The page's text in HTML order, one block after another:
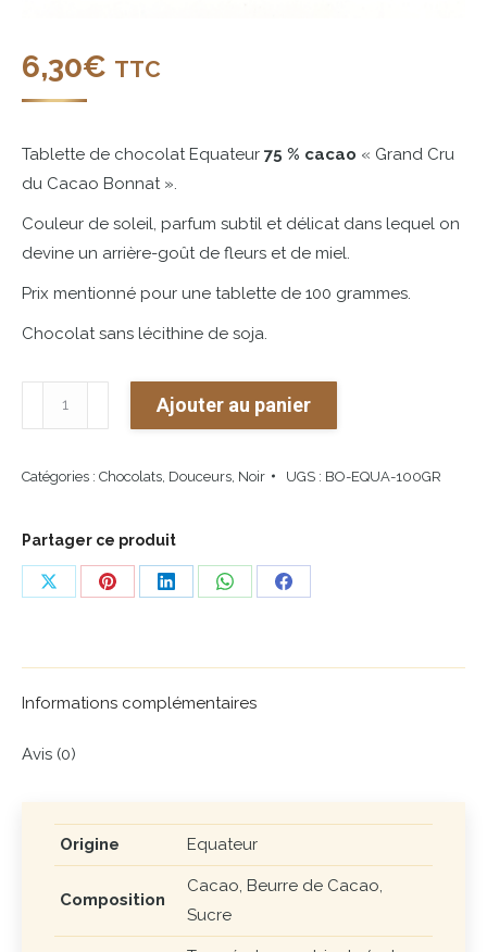
6,30€ TTC
Tablette de chocolat Equateur 75 % cacao « Grand Cru
du Cacao Bonnat ».
Couleur de soleil, parfum subtil et délicat dans lequel on
devine un arrière-goût de fleurs et de miel.
Prix mentionné pour une tablette de 100 grammes.
Chocolat sans lécithine de soja.
de
-
Cru
Bonnat
Ajouter au panier
Catégories : Chocolats Douceurs Noir UGS : BO-EQUA-100GR
Partager ce produit
Share
Share
Share
Share
Share
Informations complémentaires
Avis (0)
Origine Equateur
Composition
Cacao, Beurre de Cacao,
Sucre